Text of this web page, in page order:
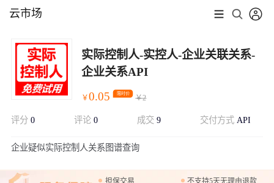
云市场
实际控制人-实控人-企业关联关系-
企业关系API
￥0.05 限时价
￥2
评分 0 评论 0 成交 9 交付方式 API
企业疑似实际控制人关系图谱查询
担保交易
不支持5天无理由退款